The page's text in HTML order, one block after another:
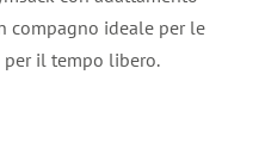
compagno ideale per le
per il tempo libero.